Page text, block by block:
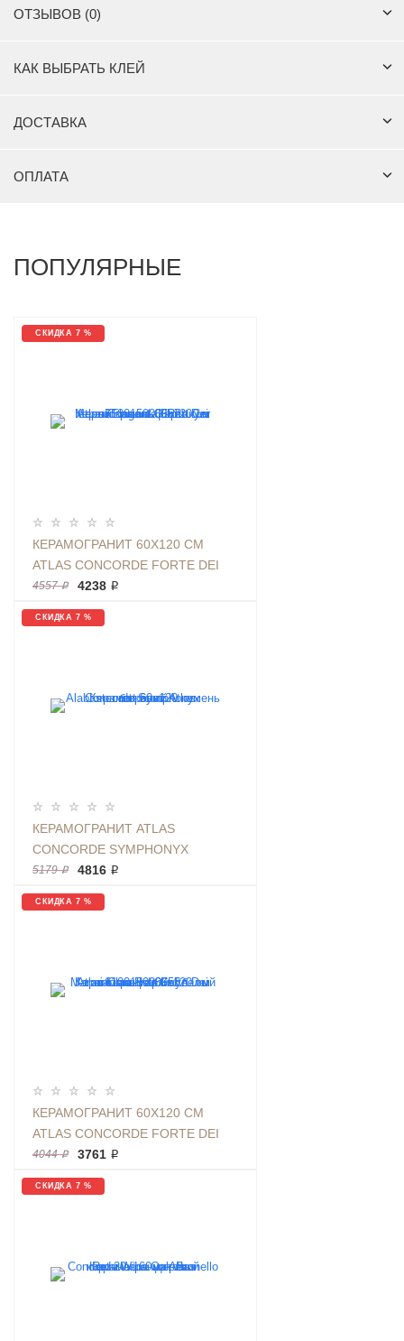
ОТЗЫВОВ (0)
КАК ВЫБРАТЬ КЛЕЙ
ДОСТАВКА
ОПЛАТА
ПОПУЛЯРНЫЕ
СКИДКА 7 %
КЕРАМОГРАНИТ 60X120 СМ
ATLAS CONCORDE FORTE DEI
MARMI ELEGANT G RETT CER
СЕРЫЙ КАМЕНЬ | АРТИКУЛ
610015000657
4557 ₽ 4238 ₽
СКИДКА 7 %
КЕРАМОГРАНИТ ATLAS
CONCORDE SYMPHONYX
ALABASTER RETT 60Х120
КАМЕНЬ БЕЖЕВЫЙ
5179 ₽ 4816 ₽
СКИДКА 7 %
КЕРАМОГРАНИТ 60X120 СМ
ATLAS CONCORDE FORTE DEI
MARMI LILAC RETT CER БЕЛЫЙ
КАМЕНЬ | АРТИКУЛ
610015000655
4044 ₽ 3761 ₽
СКИДКА 7 %